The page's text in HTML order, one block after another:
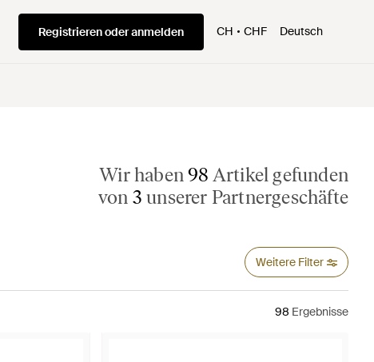
Registrieren oder anmelden CH CHF Deutsch
Wir haben98 Artikel gefunden
von 3 unserer Partnergeschäfte
Weitere Filter
98 Ergebnisse